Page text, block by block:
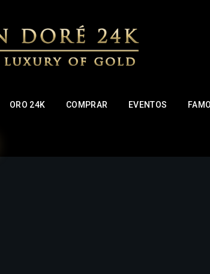
ORO 24K COMPRAR EVENTOS
una contraseña nueva por correo electrónico.